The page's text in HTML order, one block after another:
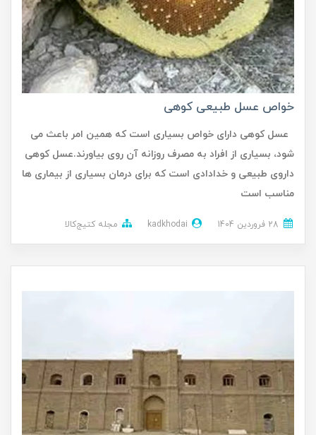
خواص عسل طبیعی کوهی
عسل کوهی دارای خواص بسیاری است که همین امر باعث می
شود، بسیاری از افراد به مصرف روزانه آن روی بیاورند.عسل کوهی
داروی طبیعی و خدادادی است که برای درمان بسیاری از بیماری ها
مناسب است
kadkhodai مجله کتیج‌کالا